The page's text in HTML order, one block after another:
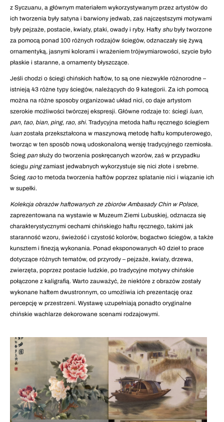
z Syczuanu, a głównym materiałem wykorzystywanym przez artystów do
ich tworzenia były satyna i barwiony jedwab, zaś najczęstszymi motywami
były pejzaże, postacie, kwiaty, ptaki, owady i ryby. Hafty shubyły tworzone
za pomocą ponad 100 różnych rodzajów ściegów, odznaczały się żywą
ornamentyką, jasnymi kolorami i wrażeniem trójwymiarowości, szycie było
płaskie i staranne, a ornamenty błyszczące.
Jeśli chodzi o ściegi chińskich haftów, to są one niezwykle różnorodne –
istnieją 43 różne typy ściegów, należących do 9 kategorii. Za ich pomocą
można na różne sposoby organizować układ nici, co daje artystom
szerokie możliwości twórczej ekspresji. Główne rodzaje to: ściegi luan,
pan, tao, bian, ping, rao, shi. Tradycyjna metoda haftu ręcznego ściegiem
luanzostała przekształcona w maszynową metodę haftu komputerowego,
tworząc w ten sposób nową udoskonaloną wersję tradycyjnego rzemiosła.
Ścieg pansłuży do tworzenia poskręcanych wzorów, zaś w przypadku
ściegu pingzamiast jedwabnych wykorzystuje się nici złote i srebrne.
Ścieg raoto metoda tworzenia haftów poprzez splatanie nici i wiązanie ich
w supełki.
Kolekcja obrazów haftowanych ze zbiorów Ambasady Chin w Polsce,
zaprezentowana na wystawie w Muzeum Ziemi Lubuskiej, odznacza się
charakterystycznymi cechami chińskiego haftu ręcznego, takimi jak
staranność wzoru, świeżość i czystość kolorów, bogactwo ściegów, a także
kunsztem i finezją wykonania. Ponad eksponowanych 40 dzieł to prace
dotyczące różnych tematów, od przyrody – pejzaże, kwiaty, drzewa,
zwierzęta, poprzez postacie ludzkie, po tradycyjne motywy chińskie
połączone z kaligrafią. Warto zauważyć, że niektóre z obrazów zostały
wykonane haftem dwustronnym, co umożliwia ich prezentację oraz
percepcję w przestrzeni. Wystawę uzupełniają ponadto oryginalne
chińskie wachlarze dekorowane scenami rodzajowymi.